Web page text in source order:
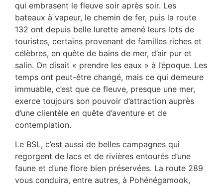
qui embrasent le fleuve soir après soir. Les
bateaux à vapeur, le chemin de fer, puis la route
132 ont depuis belle lurette amené leurs lots de
touristes, certains provenant de familles riches et
célèbres, en quête de bains de mer, d’air pur et
salin. On disait « prendre les eaux » à l’époque. Les
temps ont peut-être changé, mais ce qui demeure
immuable, c’est que ce fleuve, presque une mer,
exerce toujours son pouvoir d’attraction auprès
d’une clientèle en quête d’aventure et de
contemplation.
Le BSL, c’est aussi de belles campagnes qui
regorgent de lacs et de rivières entourés d’une
faune et d’une flore bien préservées. La route 289
vous conduira, entre autres, à Pohénégamook,